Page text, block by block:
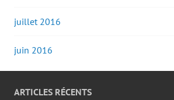
juillet 2016
juin 2016
ARTICLES RÉCENTS